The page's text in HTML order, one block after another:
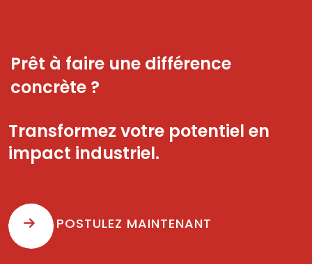
Prêt à faire une différence
concrète ?
Transformez votre potentiel en
impact industriel.
POSTULEZ MAINTENANT